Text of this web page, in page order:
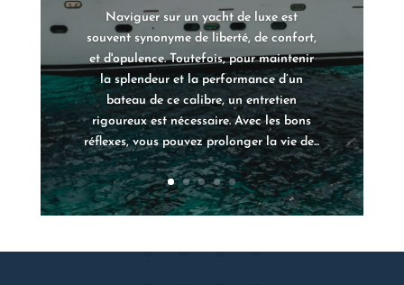
Naviguer sur un yacht de luxe est
souvent synonyme de liberté, de confort,
et d'opulence. Toutefois, pour maintenir
la splendeur et la performance d’un
bateau de ce calibre, un entretien
rigoureux est nécessaire. Avec les bons
réflexes, vous pouvez prolonger la vie de...